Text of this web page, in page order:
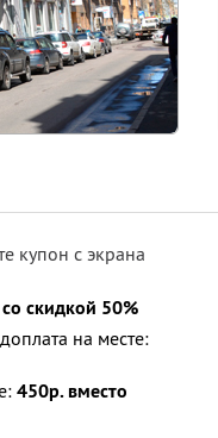
купон с экрана
со скидкой 50%
на месте:
450р. вместо